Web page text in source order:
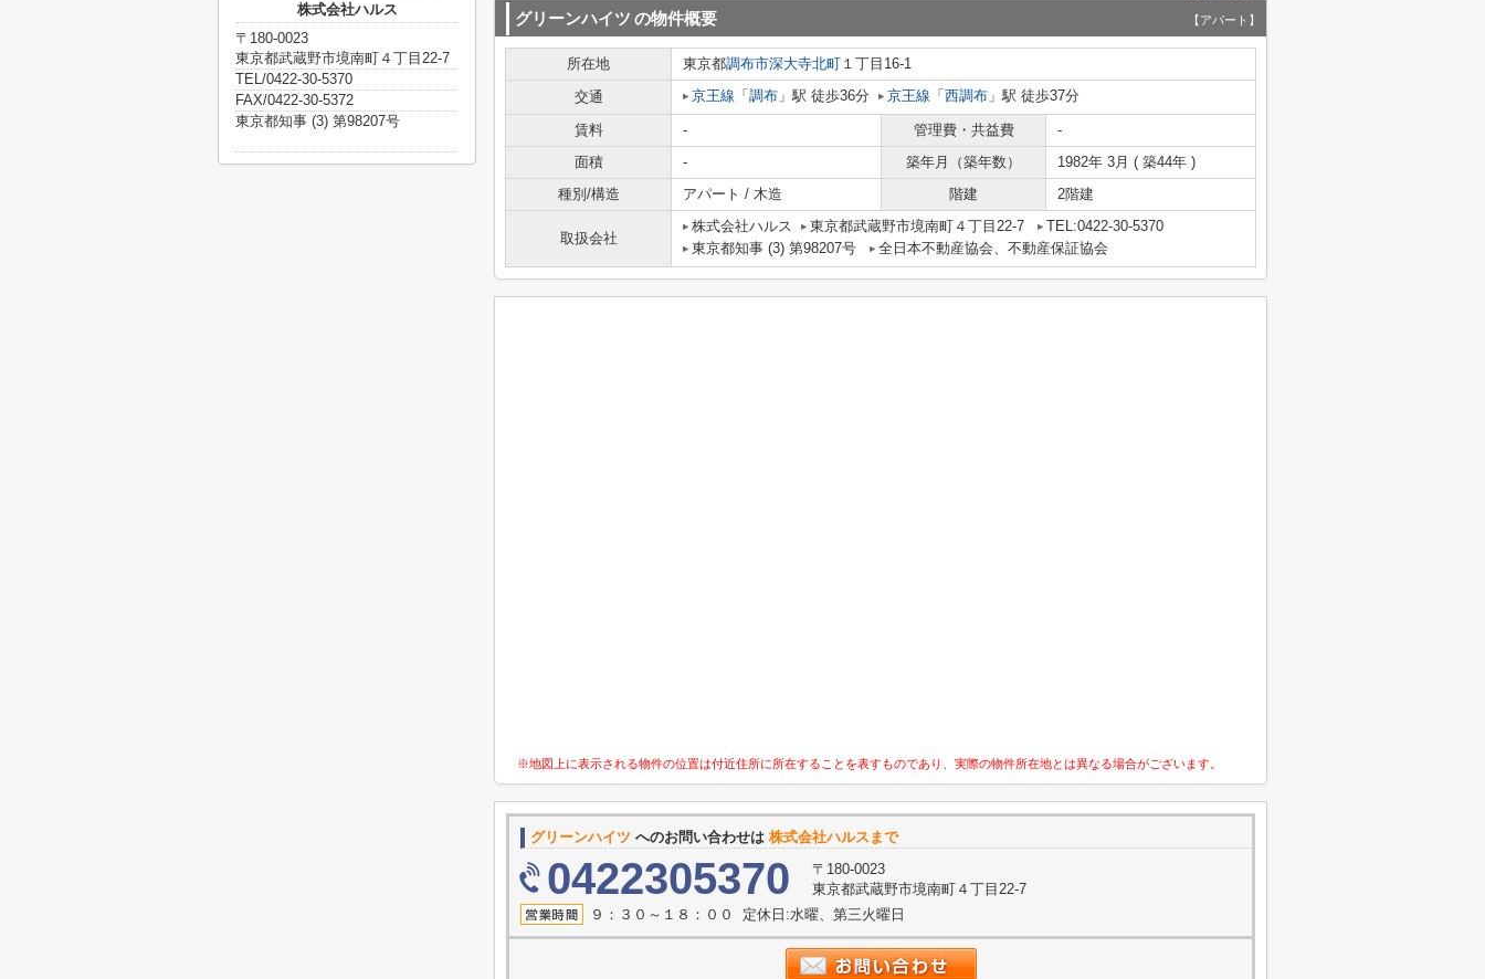
グリーンハイツ の物件概要 【アパート】
所在地 東京都調布市深大寺北町 １丁目16-1
交通
京王線 「 調布 」駅 徒歩36分 京王線 「 西調布 」駅 徒歩37分
賃料 - 管理費・共益費
-
面積
- 築年月（築年数）
1982年 3月 ( 築44年 )
種別/構造
アパート / 木造 階建 2階建
取扱会社
株式会社ハルス 東京都武蔵野市境南町４丁目22-7
TEL:0422-30-5370
東京都知事 (3) 第98207号
全日本不動産協会、不動産保証協会
※地図上に表示される物件の位置は付近住所に所在することを表すものであり、実際の物件所在地とは異なる場合がございます。
グリーンハイツ へのお問い合わせは 株式会社ハルスまで
0422305370
〒180-0023
東京都武蔵野市境南町４丁目22-7
９：３０～１８：００ 定休日:水曜、第三火曜日
株式会社ハルス
〒180-0023
東京都武蔵野市境南町４丁目22-7
TEL/0422-30-5370
FAX/0422-30-5372
東京都知事 (3) 第98207号